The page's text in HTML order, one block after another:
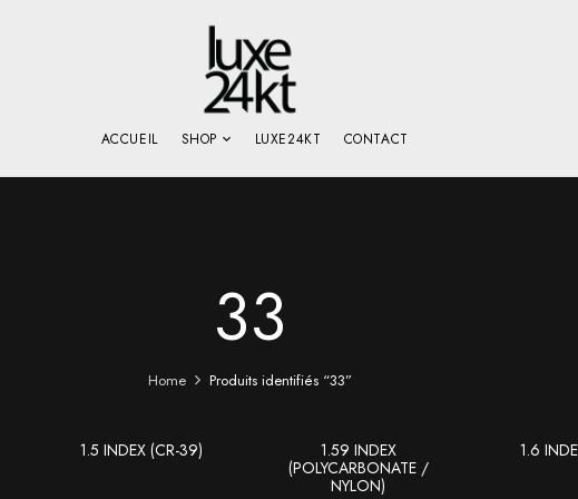
ACCUEIL SHOP LUXE24KT CONTACT
33
Home Produits identifiés “33”
1.5 INDEX (CR-39)
1.59 INDEX
(POLYCARBONATE /
NYLON)
1.6